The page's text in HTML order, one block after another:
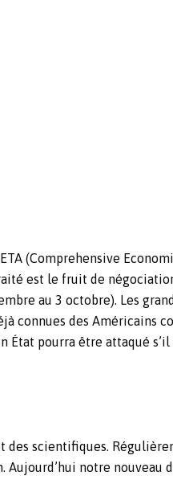
(Comprehensive
est le fruit de
au 3 octobre). Les
connues des Américains
pourra être attaqué s’il
des scientifiques.
notre nouveau